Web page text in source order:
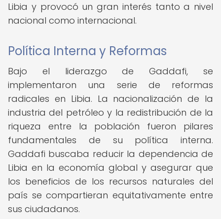
Libia y provocó un gran interés tanto a nivel
nacional como internacional.
Política Interna y Reformas
Bajo el liderazgo de Gaddafi, se
implementaron una serie de reformas
radicales en Libia. La nacionalización de la
industria del petróleo y la redistribución de la
riqueza entre la población fueron pilares
fundamentales de su política interna.
Gaddafi buscaba reducir la dependencia de
Libia en la economía global y asegurar que
los beneficios de los recursos naturales del
país se compartieran equitativamente entre
sus ciudadanos.